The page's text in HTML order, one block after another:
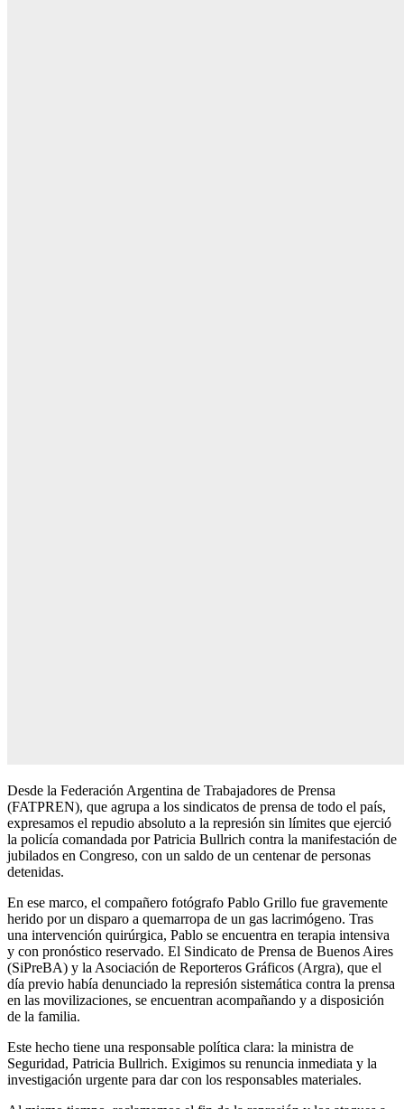
Desde la Federación Argentina de Trabajadores de Prensa
(FATPREN), que agrupa a los sindicatos de prensa de todo el país,
expresamos el repudio absoluto a la represión sin límites que ejerció
la policía comandada por Patricia Bullrich contra la manifestación de
jubilados en Congreso, con un saldo de un centenar de personas
detenidas.
En ese marco, el compañero fotógrafo Pablo Grillo fue gravemente
herido por un disparo a quemarropa de un gas lacrimógeno. Tras
una intervención quirúrgica, Pablo se encuentra en terapia intensiva
y con pronóstico reservado. El Sindicato de Prensa de Buenos Aires
(SiPreBA) y la Asociación de Reporteros Gráficos (Argra), que el
día previo había denunciado la represión sistemática contra la prensa
en las movilizaciones, se encuentran acompañando y a disposición
de la familia.
Este hecho tiene una responsable política clara: la ministra de
Seguridad, Patricia Bullrich. Exigimos su renuncia inmediata y la
investigación urgente para dar con los responsables materiales.